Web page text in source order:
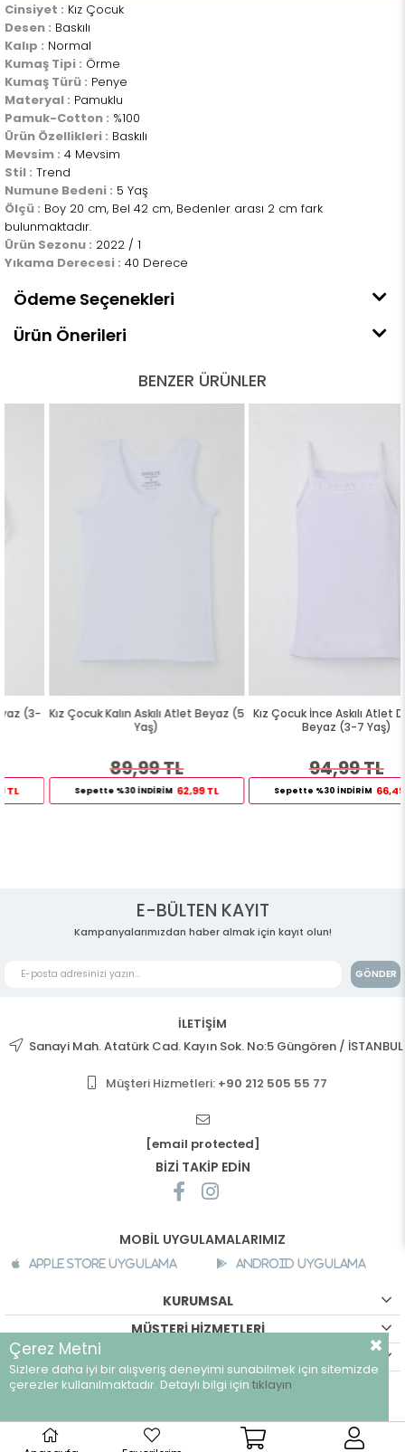
Cinsiyet : Kız Çocuk
Desen : Baskılı
Kalıp : Normal
Kumaş Tipi : Örme
Kumaş Türü : Penye
Materyal : Pamuklu
Pamuk-Cotton : %100
Ürün Özellikleri : Baskılı
Mevsim : 4 Mevsim
Stil : Trend
Numune Bedeni : 5 Yaş
Ölçü : Boy 20 cm, Bel 42 cm, Bedenler arası 2 cm fark
bulunmaktadır.
Ürün Sezonu : 2022 / 1
Yıkama Derecesi : 40 Derece
Ödeme Seçenekleri
Ürün Önerileri
BENZER ÜRÜNLER
Kız Çocuk Kalın Askılı Atlet Beyaz (5
89,99 TL
Sepette %30 İNDİRİM 62,99 TL
Kız Çocuk İnce Askılı Atlet Dantelli
Beyaz (3-7 Yaş)
94,99 TL
Sepette %30 İNDİRİM 66,49 TL
E-BÜLTEN KAYIT
Kampanyalarımızdan haber almak için kayıt olun!
GÖNDER
İLETİŞİM
Sanayi Mah. Atatürk Cad. Kayın Sok. No:5 Güngören / İSTANBUL
Müşteri Hizmetleri: +90 212 505 55 77
[email protected]
BİZİ TAKİP EDİN
MOBİL UYGULAMALARIMIZ
Apple Store Uygulama Android Uygulama
KURUMSAL
MÜŞTERİ HİZMETLERİ
©breeze.com.tr - Tüm hakları saklıdır.
Çerez Metni
Sizlere daha iyi bir alışveriş deneyimi sunabilmek için sitemizde
çerezler kullanılmaktadır. Detaylı bilgi için tıklayın